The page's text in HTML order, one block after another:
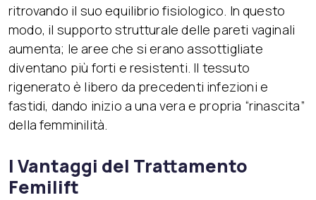
ritrovando il suo equilibrio fisiologico. In questo
modo, il supporto strutturale delle pareti vaginali
aumenta; le aree che si erano assottigliate
diventano più forti e resistenti. Il tessuto
rigenerato è libero da precedenti infezioni e
fastidi, dando inizio a una vera e propria “rinascita”
della femminilità.
I Vantaggi del Trattamento
Femilift